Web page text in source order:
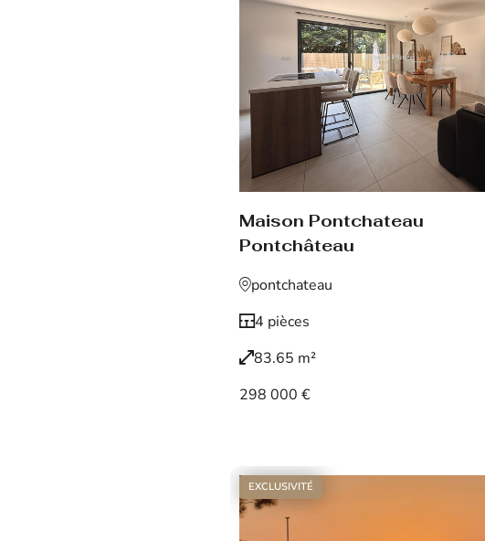
Maison Pontchateau
Pontchâteau
pontchateau
4 pièces
83.65 m²
298 000 €
EXCLUSIVITÉ